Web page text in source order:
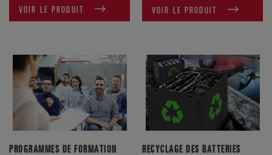
VOIR LE PRODUIT VOIR LE PRODUIT
PROGRAMMES DE FORMATION RECYCLAGE DES BATTERIES